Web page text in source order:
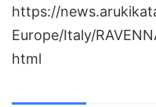
https://
Europe/Italy/
html